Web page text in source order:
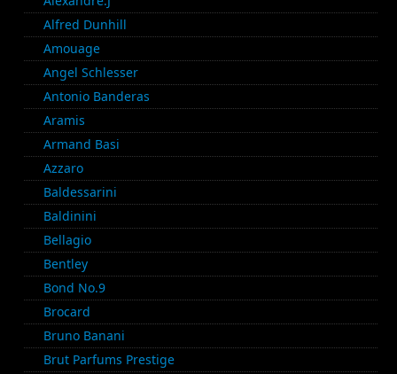
Alfred Dunhill
Amouage
Angel Schlesser
Antonio Banderas
Aramis
Armand Basi
Azzaro
Baldessarini
Baldinini
Bellagio
Bentley
Bond No.9
Brocard
Bruno Banani
Brut Parfums Prestige